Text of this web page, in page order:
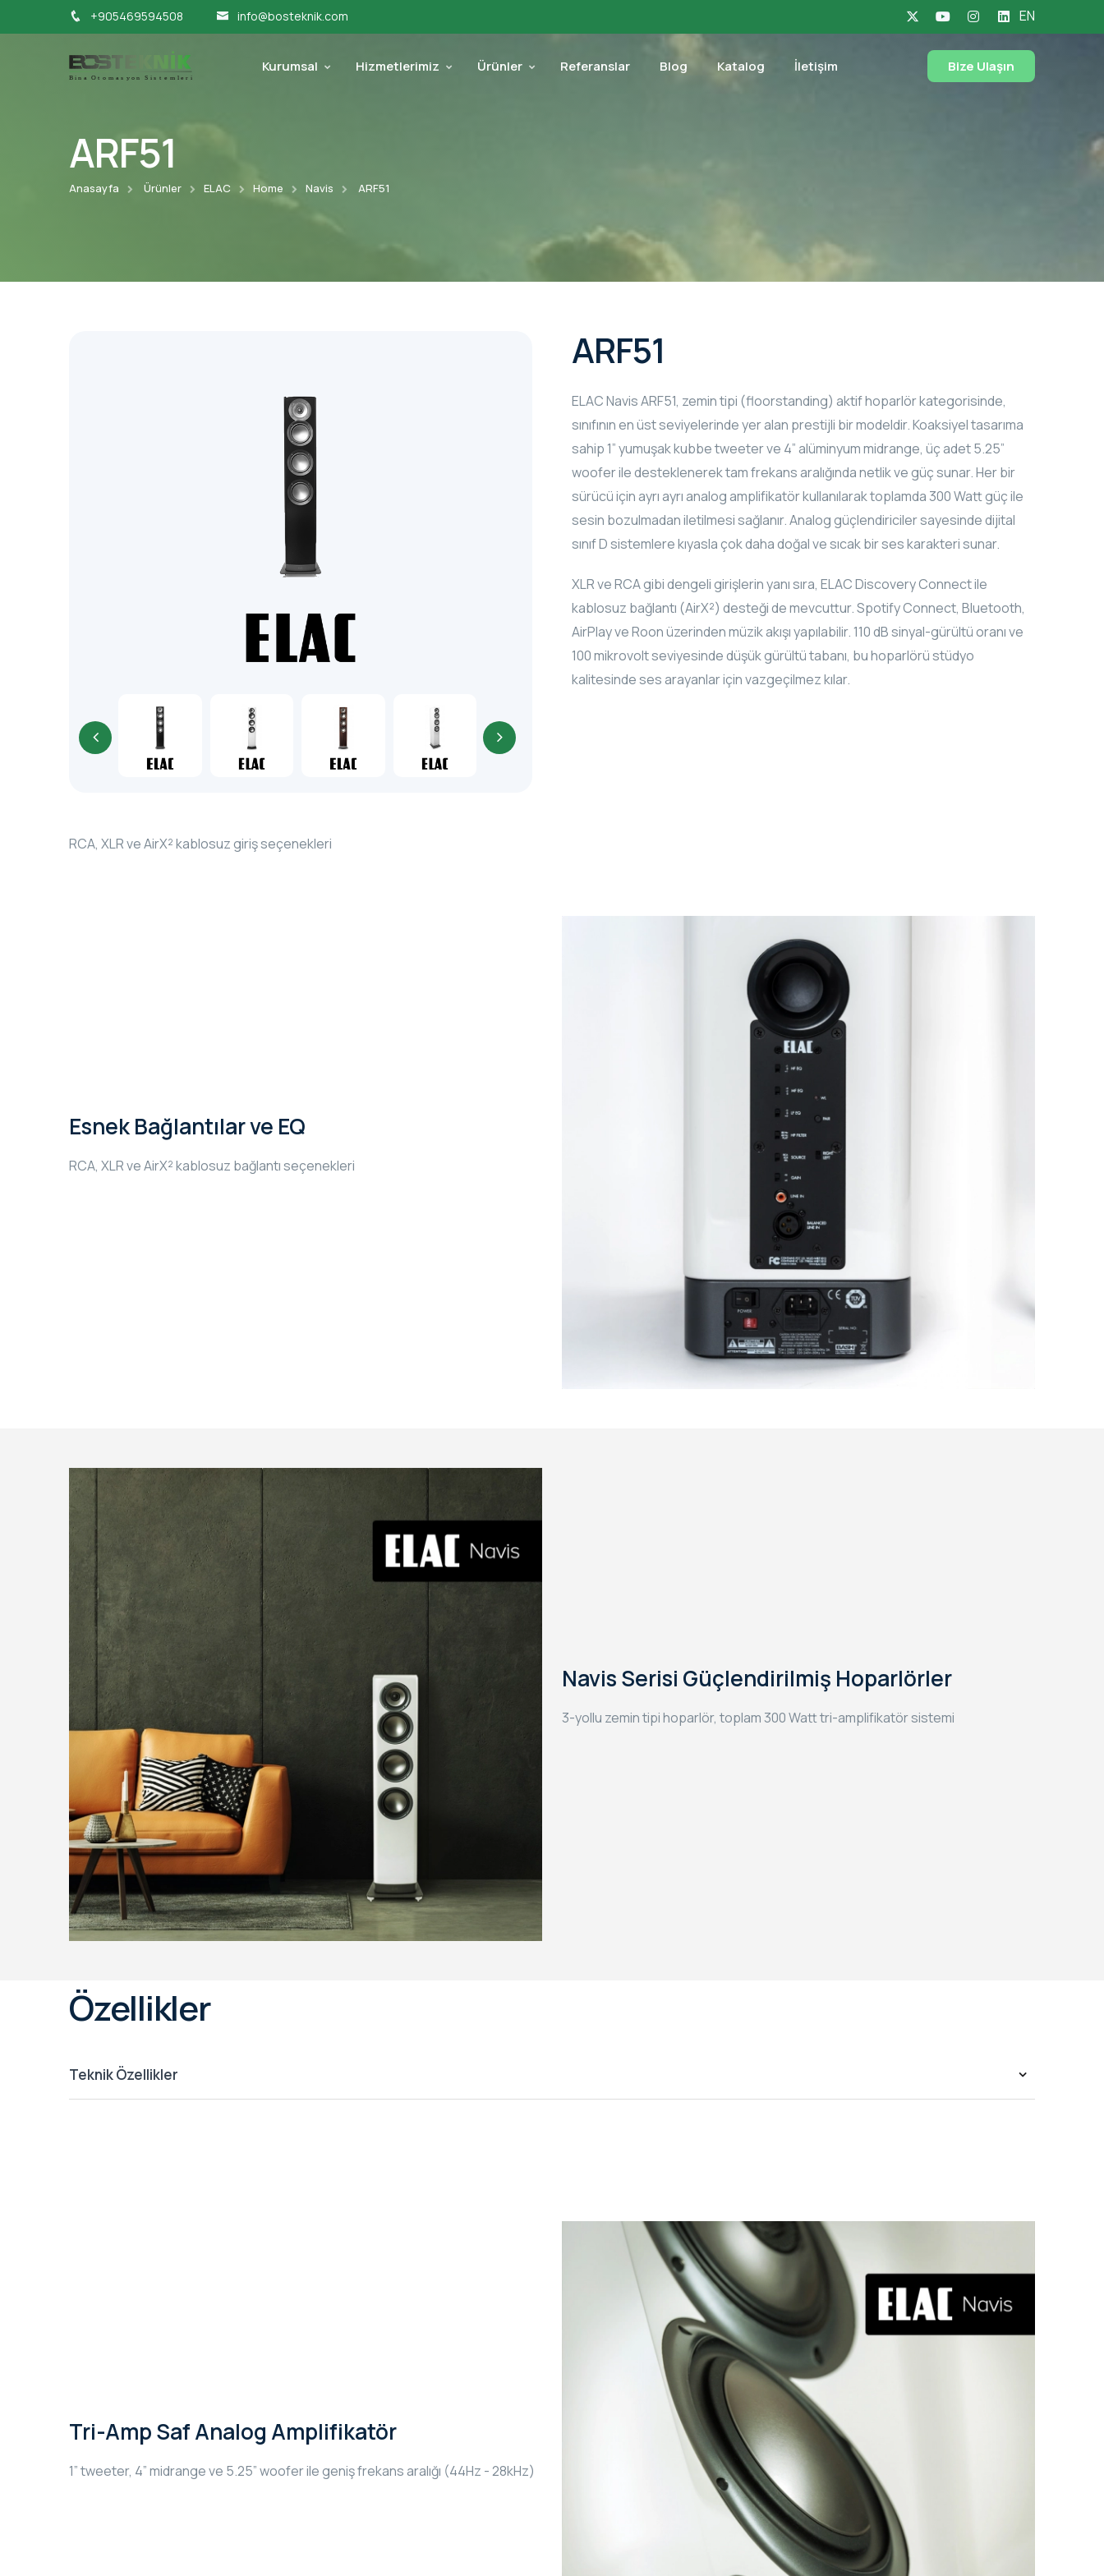
+905469594508 info@bosteknik.com EN
Kurumsal Hizmetlerimiz Ürünler Referanslar Blog Katalog İletişim Bize Ulaşın
ARF51
Anasayfa Ürünler ELAC Home Navis ARF51
ARF51
ELAC Navis ARF51, zemin tipi (floorstanding) aktif hoparlör kategorisinde,
sınıfının en üst seviyelerinde yer alan prestijli bir modeldir. Koaksiyel tasarıma
sahip 1” yumuşak kubbe tweeter ve 4” alüminyum midrange, üç adet 5.25”
woofer ile desteklenerek tam frekans aralığında netlik ve güç sunar. Her bir
sürücü için ayrı ayrı analog amplifikatör kullanılarak toplamda 300 Watt güç ile
sesin bozulmadan iletilmesi sağlanır. Analog güçlendiriciler sayesinde dijital
sınıf D sistemlere kıyasla çok daha doğal ve sıcak bir ses karakteri sunar.
XLR ve RCA gibi dengeli girişlerin yanı sıra, ELAC Discovery Connect ile
kablosuz bağlantı (AirX²) desteği de mevcuttur. Spotify Connect, Bluetooth,
AirPlay ve Roon üzerinden müzik akışı yapılabilir. 110 dB sinyal-gürültü oranı ve
100 mikrovolt seviyesinde düşük gürültü tabanı, bu hoparlörü stüdyo
kalitesinde ses arayanlar için vazgeçilmez kılar.
RCA, XLR ve AirX² kablosuz giriş seçenekleri
Esnek Bağlantılar ve EQ
RCA, XLR ve AirX² kablosuz bağlantı seçenekleri
Navis Serisi Güçlendirilmiş Hoparlörler
3-yollu zemin tipi hoparlör, toplam 300 Watt tri-amplifikatör sistemi
Özellikler
Teknik Özellikler
Tri-Amp Saf Analog Amplifikatör
1” tweeter, 4” midrange ve 5.25” woofer ile geniş frekans aralığı (44Hz - 28kHz)